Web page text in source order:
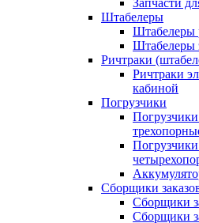
Запчасти
Штабелеры
Штабелеры
Штабелеры
Ричтраки
Ричтраки
кабиной
Погрузчики
Погрузчики
Погрузчики
Сборщики
Сборщики
Сборщики